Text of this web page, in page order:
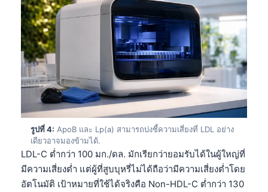
รูปที่ 4: ApoB และ Lp(a) สามารถบ่งชี้ความเสี่ยงที่ LDL อย่าง
เดียวอาจมองข้ามได้.
LDL-C ต่ำกว่า 100 มก./ดล. มักเรียกว่ายอมรับได้ในผู้ใหญ่ที่
มีความเสี่ยงต่ำ แต่ผู้ที่สูบบุหรี่ไม่ได้ถือว่ามีความเสี่ยงต่ำโดย
อัตโนมัติ เป้าหมายที่ใช้ได้จริงคือ Non-HDL-C ต่ำกว่า 130